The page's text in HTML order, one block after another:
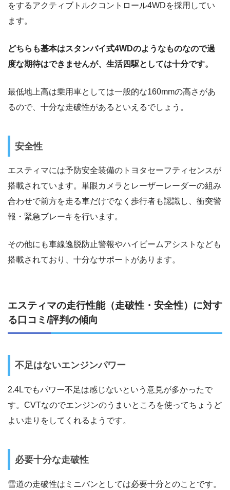
をするアクティブトルクコントロール4WDを採用してい
ます。
どちらも基本はスタンバイ式4WDのようなものなので過
度な期待はできませんが、生活四駆としては十分です。
最低地上高は乗用車としては一般的な160mmの高さがあ
るので、十分な走破性があるといえるでしょう。
安全性
エスティマには予防安全装備のトヨタセーフティセンスが
搭載されています。単眼カメラとレーザーレーダーの組み
合わせで前方を走る車だけでなく歩行者も認識し、衝突警
報・緊急ブレーキを行います。
その他にも車線逸脱防止警報やハイビームアシストなども
搭載されており、十分なサポートがあります。
エスティマの走行性能（走破性・安全性）に対す
る口コミ/評判の傾向
不足はないエンジンパワー
2.4Lでもパワー不足は感じないという意見が多かったで
す。CVTなのでエンジンのうまいところを使ってちょうど
よい走りをしてくれるようです。
必要十分な走破性
雪道の走破性はミニバンとしては必要十分とのことです。